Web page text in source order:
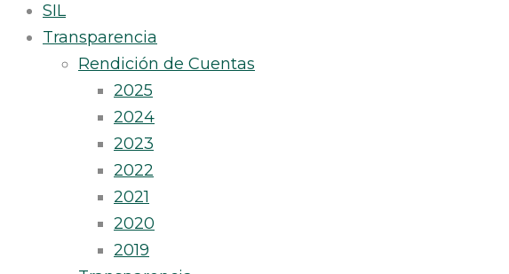
SIL
Transparencia
Rendición de Cuentas
2025
2024
2023
2022
2021
2020
2019